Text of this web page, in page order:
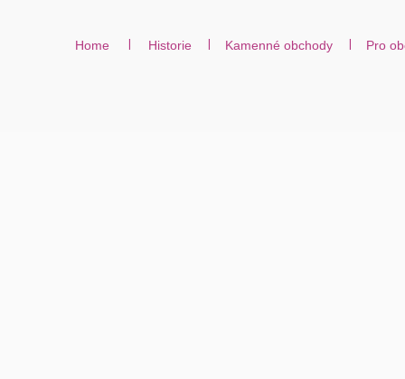
Home Historie Kamenné obchody Pro